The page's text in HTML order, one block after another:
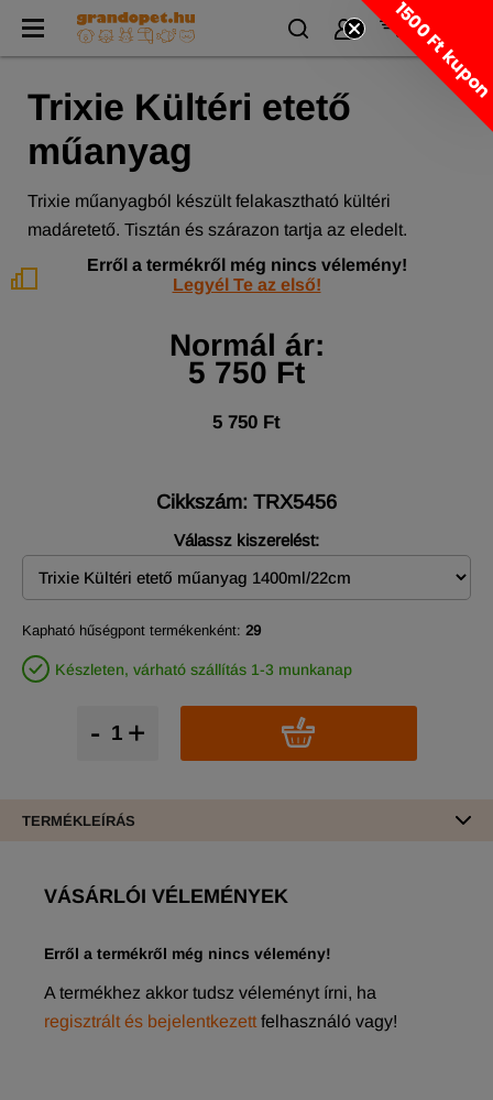
Trixie Kültéri etető
műanyag
Trixie műanyagból készült felakasztható kültéri
madáretető. Tisztán és szárazon tartja az eledelt.
Erről a termékről még nincs vélemény!
Legyél Te az első!
Normál ár:
5 750 Ft
5 750 Ft
Cikkszám: TRX5456
Válassz kiszerelést:
Kapható hűségpont termékenként: 29
Készleten, várható szállítás 1-3 munkanap
+
-
TERMÉKLEÍRÁS
VÁSÁRLÓI VÉLEMÉNYEK
Erről a termékről még nincs vélemény!
A termékhez akkor tudsz véleményt írni, ha
regisztrált és bejelentkezett felhasználó vagy!
1500 Ft